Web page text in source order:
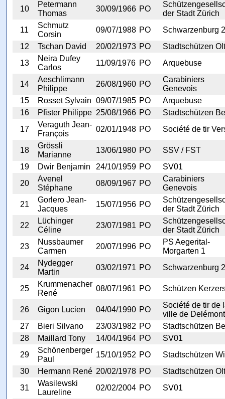
10
Petermann
Thomas
30/09/1966 PO
der Stadt Zürich
11
Schmutz
Corsin
09/07/1988 PO
Schwarzenburg 2
12
Tschan David 20/02/1973 PO
Stadtschützen
13
Neira Dufey
Carlos
11/09/1976 PO Arquebuse
14
Aeschlimann
Philippe
26/08/1960 PO
Carabiniers
Genevois
15
Rosset Sylvain 09/07/1985 PO
Arquebuse
16
Pfister Philippe 25/08/1966 PO
Stadtschützen
17
Veraguth Jean-
François
02/01/1948 PO Société de tir
18
Grössli
Marianne
13/06/1980 PO
SSV / FST
19
Dwir Benjamin 24/10/1959 PO
SV01
20
Avenel
Stéphane
08/09/1967 PO
Carabiniers
Genevois
21
Gorlero Jean-
Jacques
15/07/1956 PO
der Stadt Zürich
22
Lüchinger
Céline
23/07/1981 PO
der Stadt Zürich
23
Nussbaumer
Carmen
20/07/1996 PO
PS Aegerital-
Morgarten 1
24
Nydegger
Martin
03/02/1971 PO Schwarzenburg 2
25
Krummenacher
René
08/07/1961 PO Schützen
26 Gigon Lucien 04/04/1990 PO
Société de tir de
ville de Delémont
27
Bieri Silvano 23/03/1982 PO
Stadtschützen
28
Maillard Tony 14/04/1964 PO
SV01
29
Schönenberger
Paul
15/10/1952 PO
Stadtschützen
30
Hermann René 20/02/1978 PO
Stadtschützen
31
Wasilewski
Laureline
02/02/2004 PO SV01